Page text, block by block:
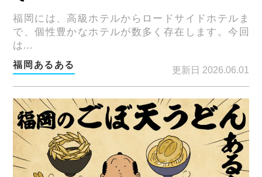
福岡には、高級ホテルからロードサイドホテルま
で、個性豊かなホテルが数多く存在します。今回
は…
福岡あるある 更新日 2026.06.01